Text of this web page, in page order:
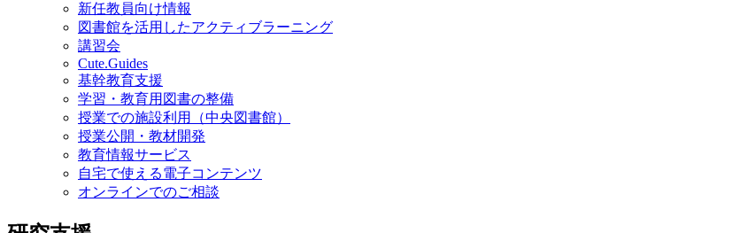
新任教員向け情報
図書館を活用したアクティブラーニング
講習会
Cute.Guides
基幹教育支援
学習・教育用図書の整備
授業での施設利用（中央図書館）
授業公開・教材開発
教育情報サービス
自宅で使える電子コンテンツ
オンラインでのご相談